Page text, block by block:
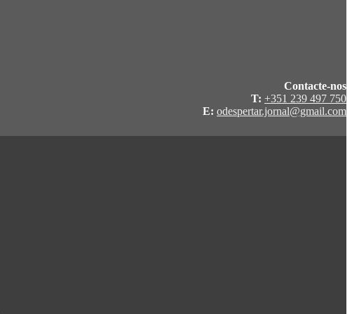
Contacte-nos
T: +351 239 497 750
E: odespertar.jornal@gmail.com